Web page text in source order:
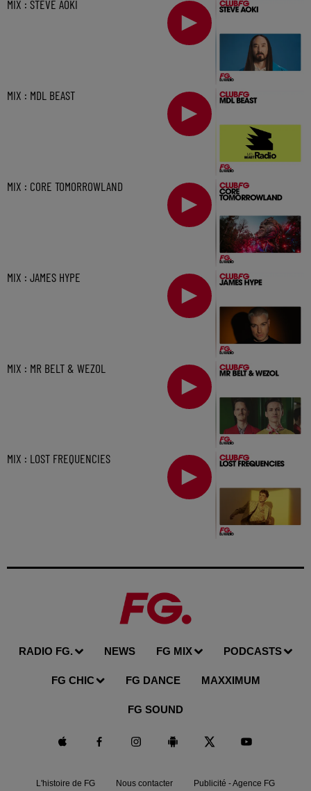
MIX : STEVE AOKI
MIX : MDL BEAST
MIX : CORE TOMORROWLAND
MIX : JAMES HYPE
MIX : MR BELT & WEZOL
MIX : LOST FREQUENCIES
RADIO FG. NEWS FG MIX PODCASTS
FG CHIC FG DANCE MAXXIMUM
FG SOUND
L'histoire de FG Nous contacter Publicité - Agence FG